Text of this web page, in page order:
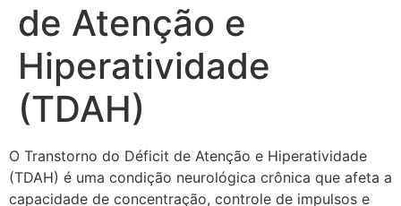
de Atenção e
Hiperatividade
(TDAH)
O Transtorno do Déficit de Atenção e Hiperatividade
(TDAH) é uma condição neurológica crônica que afeta a
capacidade de concentração, controle de impulsos e